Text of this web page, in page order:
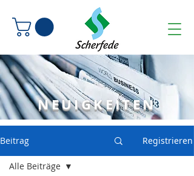
NEUIGKEITEN
Beitrag Registrieren
Alle Beiträge